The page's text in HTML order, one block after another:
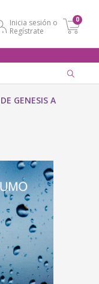
Inicia sesión o
Regístrate
0
GENESIS A